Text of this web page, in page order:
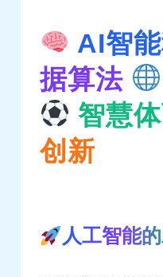
AI智
据算法
智慧
创新
人工智能